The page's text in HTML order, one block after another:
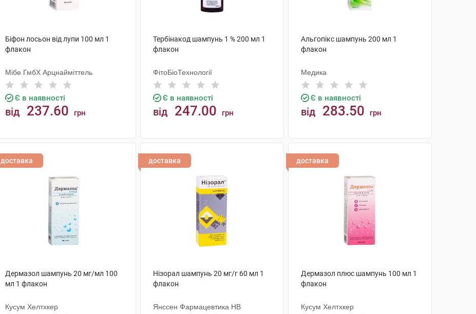
Біфон лосьон від лупи 100 мл 1
флакон
Мібе ГмбХ Арцнайміттель
Є в наявності
від 237.60 грн
Тербінакод шампунь 1 % 200 мл 1
флакон
ФітоБіоТехнології
Є в наявності
від 247.00 грн
Альгопікс шампунь 200 мл 1
флакон
Медика
Є в наявності
від 283.50 грн
доставка
Дермазол шампунь 20 мг/мл 100
мл 1 флакон
Кусум Хелтхкер
доставка
Нізорал шампунь 20 мг/г 60 мл 1
флакон
Янссен Фармацевтика НВ
доставка
Дермазол плюс шампунь 100 мл 1
флакон
Кусум Хелтхкер